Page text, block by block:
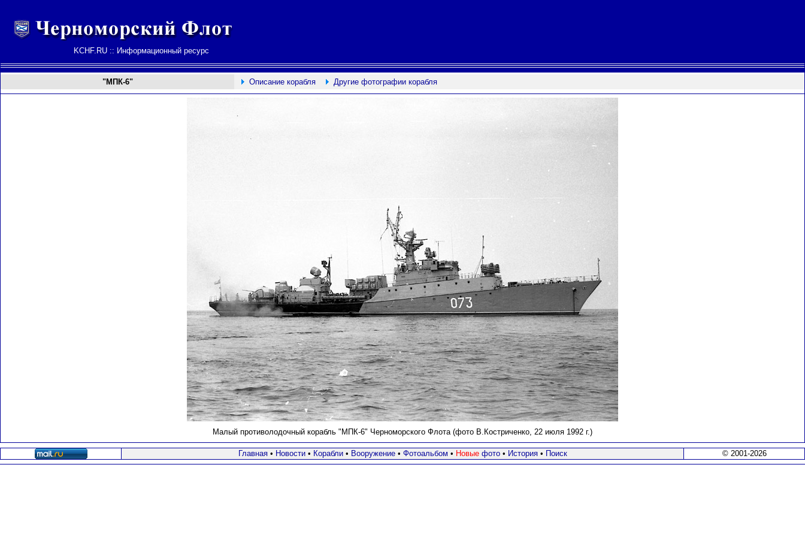
KCHF.RU :: Информационный ресурс
"МПК-6" Описание корабля Другие фотографии корабля
Малый противолодочный корабль "МПК-6" Черноморского Флота (фото В.Костриченко, 22 июля 1992 г.)
Главная• Новости• Корабли• Вооружение • Фотоальбом • Новыефото • История• Поиск © 2001-2026